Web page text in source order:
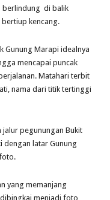
berlindung di balik
kencang.
Gunung Marapi idealnya
mencapai puncak
Matahari terbit
nama dari titik tertinggi
jalur pegunungan Bukit
dengan latar Gunung
yang memanjang
menjadi foto